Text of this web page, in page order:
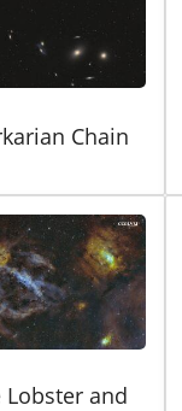
Chain
Lobster and